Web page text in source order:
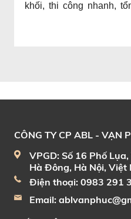
khối, thi công nhanh,
CÔNG TY CP ABL - VẠN
VPGD: Số 16 Phố
Hà Đông, Hà Nội, Việt
Điện thoại: 0983 291
Email: